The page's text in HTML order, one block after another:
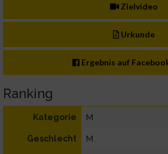
Zielvideo
Urkunde
Ergebnis auf
Ranking
Kategorie M
Geschlecht M